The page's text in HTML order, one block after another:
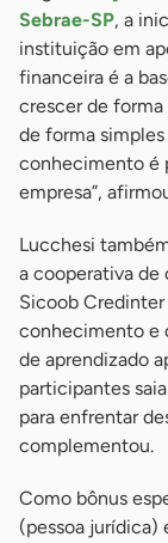
Sebrae-SP, a
instituição em
financeira é a
crescer de
de forma
conhecimento é
empresa”,
Lucchesi
a cooperativa de
Sicoob
conhecimento e
de aprendizado
participantes
para enfrentar
complementou.
Como bônus
(pessoa jurídica)